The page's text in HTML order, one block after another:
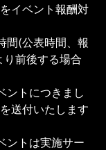
イベント報酬対
間(公表時間、報
前後する場合
ントにつきまし
送付いたします
ントは実施サー